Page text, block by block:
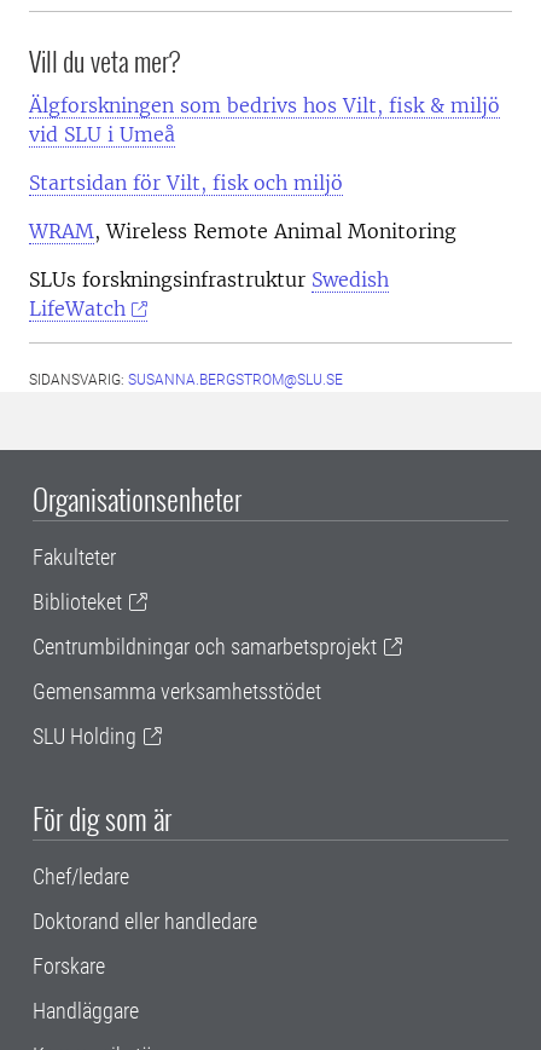
Vill du veta mer?
Älgforskningen som bedrivs hos Vilt, fisk & miljö
vid SLU i Umeå
Startsidan för Vilt, fisk och miljö
WRAM, Wireless Remote Animal Monitoring
SLUs forskningsinfrastruktur Swedish
LifeWatch
SIDANSVARIG: SUSANNA.BERGSTROM@SLU.SE
Organisationsenheter
Fakulteter
Biblioteket
Centrumbildningar och samarbetsprojekt
Gemensamma verksamhetsstödet
SLU Holding
För dig som är
Chef/ledare
Doktorand eller handledare
Forskare
Handläggare